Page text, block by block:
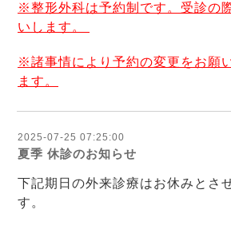
※整形外科は予約制です。受診の
いします。
※諸事情により予約の変更をお願
ます。
2025-07-25 07:25:00
夏季 休診のお知らせ
下記期日の外来診療はお休みとさ
す。